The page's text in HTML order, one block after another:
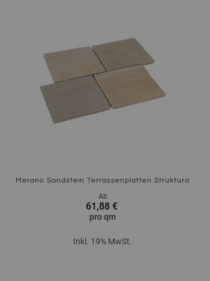
Merano Sandstein Terrassenplatten Struktura
Ab
61,88 €
proqm
Inkl. 19% MwSt.